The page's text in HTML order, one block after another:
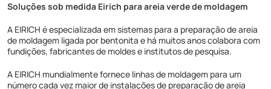
Soluções sob medida Eirich para areia verde de moldagem
A EIRICH é especializada em sistemas para a preparação de areia
de moldagem ligada por bentonita e há muitos anos colabora com
fundições, fabricantes de moldes e institutos de pesquisa.
A EIRICH mundialmente fornece linhas de moldagem para um
número cada vez maior de instalações de preparação de areia